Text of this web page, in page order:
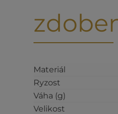
Materiál
Ryzost
Váha (g)
Velikost